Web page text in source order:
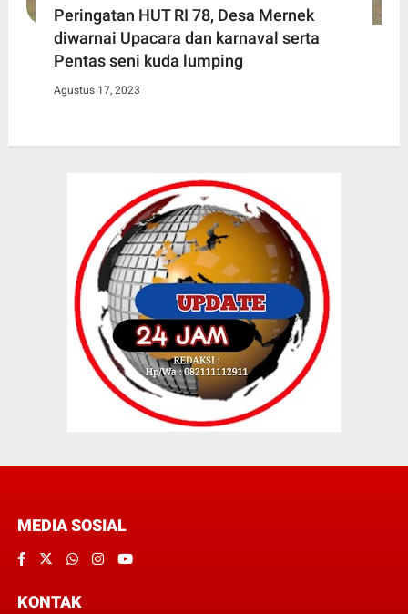
Peringatan HUT RI 78, Desa Mernek
diwarnai Upacara dan karnaval serta
Pentas seni kuda lumping
Agustus 17, 2023
MEDIA SOSIAL
KONTAK